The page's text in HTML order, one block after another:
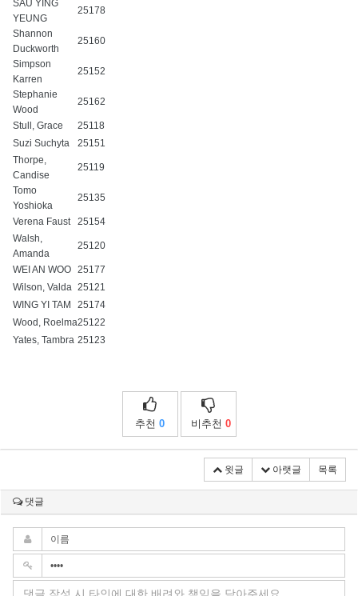
SAU YING
YEUNG
25178
Shannon
Duckworth
25160
Simpson
Karren
25152
Stephanie
Wood
25162
Stull, Grace
25118
Suzi Suchyta
25151
Thorpe,
Candise
25119
Tomo
Yoshioka
25135
Verena Faust
25154
Walsh,
Amanda
25120
WEI AN WOO 25177
Wilson, Valda 25121
WING YI TAM
25174
Wood, Roelma25122
Yates, Tambra 25123
추천 0 비추천 0
윗글 아랫글 목록
댓글